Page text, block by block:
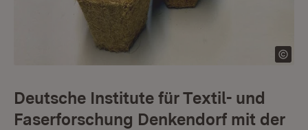
Deutsche Institute für Textil- und
Faserforschung Denkendorf mit der